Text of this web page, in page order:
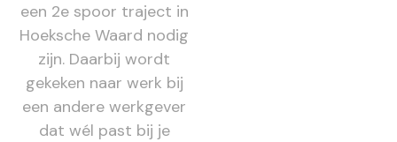
een 2e spoor traject in
Hoeksche Waard nodig
zijn. Daarbij wordt
gekeken naar werk bij
een andere werkgever
dat wél past bij je